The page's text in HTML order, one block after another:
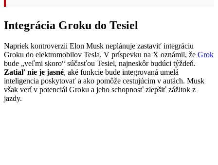
Integrácia Groku do Tesiel
Napriek kontroverzii Elon Musk neplánuje zastaviť integráciu
Groku do elektromobilov Tesla. V príspevku na X oznámil, že Grok
bude „veľmi skoro“ súčasťou Tesiel, najneskôr budúci týždeň.
Zatiaľ nie je jasné, aké funkcie bude integrovaná umelá
inteligencia poskytovať a ako pomôže cestujúcim v autách. Musk
však verí v potenciál Groku a jeho schopnosť zlepšiť zážitok z
jazdy.